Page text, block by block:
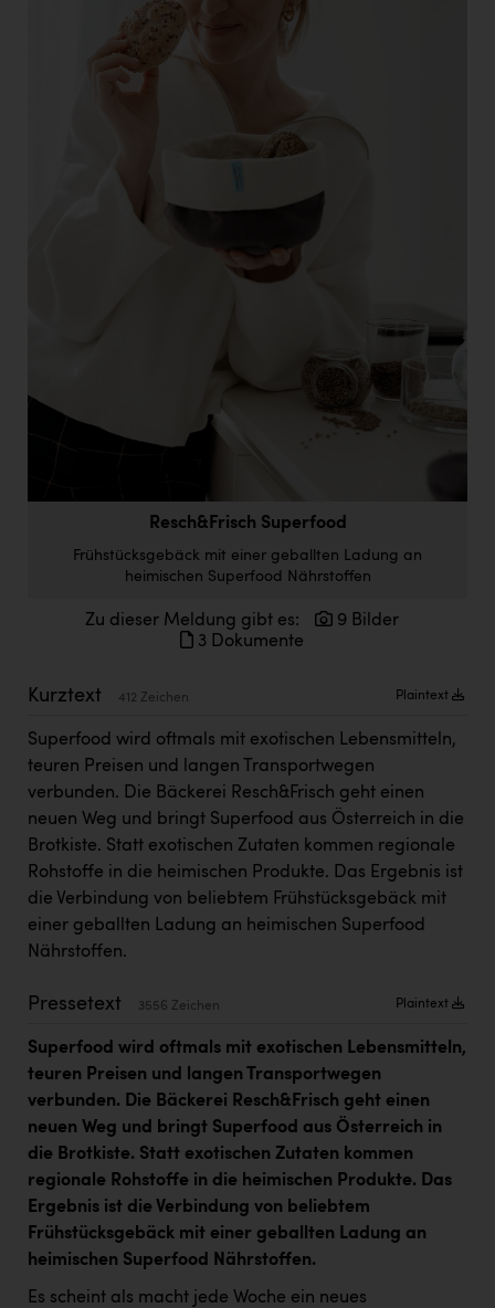
Doppler Gruppe
HIG Infomotion Group
Karin Liedl
KIWI Kinderwunsch Institut Dr. Loimer
Kremsmüller Anlagenbau GmbH
Maximarkt
Oldtimer Raststationen und Motorhotels
Österreichischer Kachelofenverband
Orlen
Passage Linz
PEZ
PÜSPÖK
REMAX
RE/MAX Welcome
Resch&Frisch
RUBBLE MASTER
Ruderclub Wels
SCRI - Salzburg Cancer Research Institute
Resch&Frisch Superfood
Frühstücksgebäck mit einer geballten Ladung an
heimischen Superfood Nährstoffen
Zu dieser Meldung gibt es:
9 Bilder
3 Dokumente
Kurztext 412 Zeichen Plaintext
Superfood wird oftmals mit exotischen Lebensmitteln,
teuren Preisen und langen Transportwegen
verbunden. Die Bäckerei Resch&Frisch geht einen
neuen Weg und bringt Superfood aus Österreich in die
Brotkiste. Statt exotischen Zutaten kommen regionale
Rohstoffe in die heimischen Produkte. Das Ergebnis ist
die Verbindung von beliebtem Frühstücksgebäck mit
einer geballten Ladung an heimischen Superfood
Nährstoffen.
Pressetext 3556 Zeichen Plaintext
Superfood wird oftmals mit exotischen Lebensmitteln,
teuren Preisen und langen Transportwegen
verbunden. Die Bäckerei Resch&Frisch geht einen
neuen Weg und bringt Superfood aus Österreich in
die Brotkiste. Statt exotischen Zutaten kommen
regionale Rohstoffe in die heimischen Produkte. Das
Ergebnis ist die Verbindung von beliebtem
Frühstücksgebäck mit einer geballten Ladung an
heimischen Superfood Nährstoffen.
Es scheint als macht jede Woche ein neues